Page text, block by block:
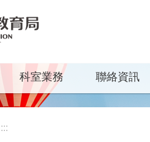
科室業務 聯絡資訊
:::